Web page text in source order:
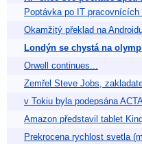
Poptávka po IT
Okamžitý překlad na
Londýn se chystá na
Orwell continues...
Zemřel Steve Jobs,
v Tokiu byla podepsána
Amazon představil tablet
Prekrocena rychlost svetla